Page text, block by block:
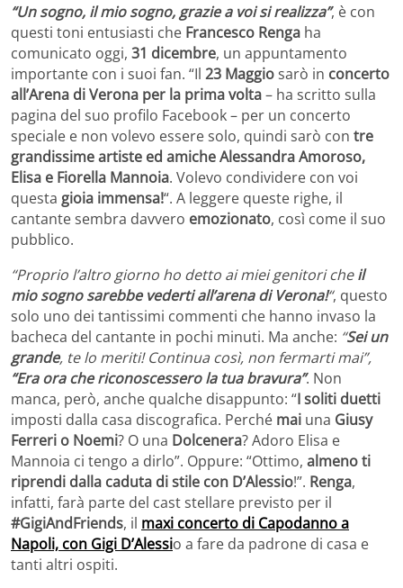
“Un sogno, il mio sogno, grazie a voi si realizza”, è con
questi toni entusiasti che Francesco Renga ha
comunicato oggi, 31 dicembre, un appuntamento
importante con i suoi fan. “Il 23 Maggiosarò in concerto
all’Arena di Verona per la prima volta– ha scritto sulla
pagina del suo profilo Facebook – per un concerto
speciale e non volevo essere solo, quindi sarò con tre
grandissime artiste ed amiche Alessandra Amoroso,
Elisa e Fiorella Mannoia. Volevo condividere con voi
questa gioia immensa!“. A leggere queste righe, il
cantante sembra davvero emozionato, così come il suo
pubblico.
“Proprio l’altro giorno ho detto ai miei genitori cheil
mio sogno sarebbe vederti all’arena di Verona!“, questo
solo uno dei tantissimi commenti che hanno invaso la
bacheca del cantante in pochi minuti. Ma anche: “Sei un
grande, te lo meriti! Continua così, non fermarti mai”,
“Era ora che riconoscessero la tua bravura”. Non
manca, però, anche qualche disappunto: “I soliti duetti
imposti dalla casa discografica. Perché mai una Giusy
Ferreri o Noemi? O una Dolcenera? Adoro Elisa e
Mannoia ci tengo a dirlo”. Oppure: “Ottimo, almeno ti
riprendi dalla caduta di stile con D’Alessio!”. Renga,
infatti, farà parte del cast stellare previsto per il
#GigiAndFriends, il maxi concerto di Capodanno a
Napoli, con Gigi D’Alessio a fare da padrone di casa e
tanti altri ospiti.